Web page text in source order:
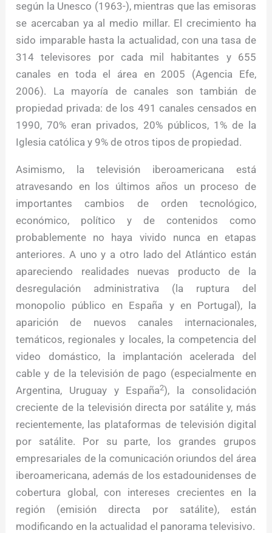
según la Unesco (1963-), mientras que las emisoras
se acercaban ya al medio millar. El crecimiento ha
sido imparable hasta la actualidad, con una tasa de
314 televisores por cada mil habitantes y 655
canales en toda el área en 2005 (Agencia Efe,
2006). La mayoría de canales son tambián de
propiedad privada: de los 491 canales censados en
1990, 70% eran privados, 20% públicos, 1% de la
Iglesia católica y 9% de otros tipos de propiedad.
Asimismo, la televisión iberoamericana está
atravesando en los últimos años un proceso de
importantes cambios de orden tecnológico,
económico, político y de contenidos como
probablemente no haya vivido nunca en etapas
anteriores. A uno y a otro lado del Atlántico están
apareciendo realidades nuevas producto de la
desregulación administrativa (la ruptura del
monopolio público en España y en Portugal), la
aparición de nuevos canales internacionales,
temáticos, regionales y locales, la competencia del
video domástico, la implantación acelerada del
cable y de la televisión de pago (especialmente en
Argentina, Uruguay y España2), la consolidación
creciente de la televisión directa por satálite y, más
recientemente, las plataformas de televisión digital
por satálite. Por su parte, los grandes grupos
empresariales de la comunicación oriundos del área
iberoamericana, además de los estadounidenses de
cobertura global, con intereses crecientes en la
región (emisión directa por satálite), están
modificando en la actualidad el panorama televisivo.